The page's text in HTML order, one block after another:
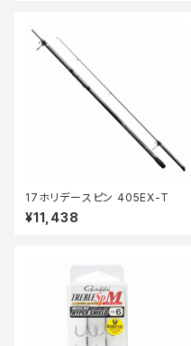
17ホリデースピン 405EX-T
¥11,438